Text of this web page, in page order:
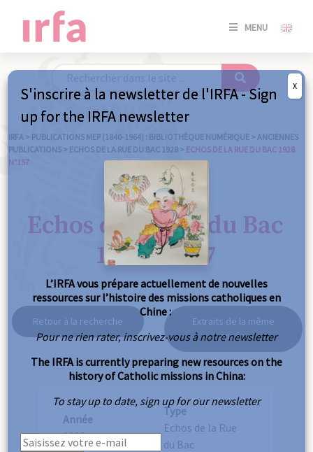
MENU
SE
/
IRFA > PUBLICATIONS MEP (1840-1964) : BIBLIOTHÈQUE NUMÉRIQUE > ANCIENNES
PUBLICATIONS > ECHOS DE LA RUE DU BAC 1928 > ECHOS DE LA RUE DU BAC 1928
N°157
Echos de la Rue du Bac
1928 n°157
Retour à la recherche
Extraits de la même
année
Année
1928
Type
Echos de la Rue
du Bac
S'inscrire à la newsletter de l'IRFA - Sign
up for the IRFA newsletter
L’IRFA vous prépare actuellement de nouvelles
ressources sur l’histoire des missions catholiques en
Chine :
Pour ne rien rater, inscrivez-vous à notre newsletter
The IRFA is currently preparing new resources on the
history of Catholic missions in China:
To stay up to date, sign up for our newsletter
X